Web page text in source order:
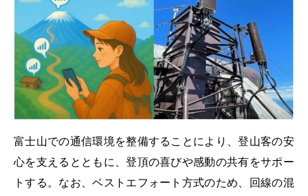
富士山での通信環境を整備することにより、登山客の安
心を支えるとともに、登頂の喜びや感動の共有をサポー
トする。なお、ベストエフォート方式のため、回線の混